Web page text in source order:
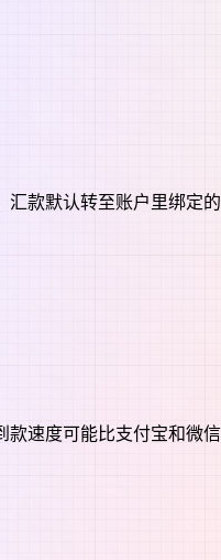
款默认转至账户里绑定
速度可能比支付宝和微信